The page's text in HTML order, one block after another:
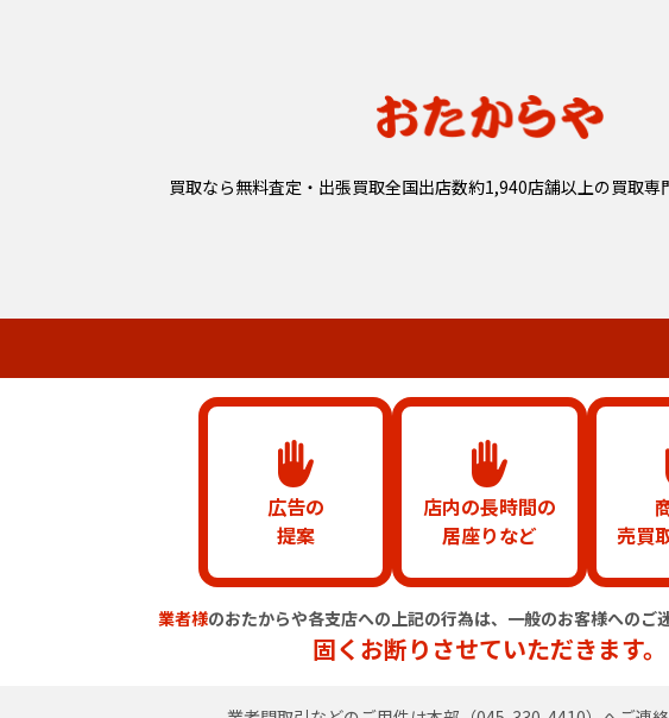
買取なら無料査定・出張買取全国出店数約1,940店舗以上の買取専
広告の
提案
店内の長時間の
居座りなど
売買
業者様のおたからや各支店への上記の行為は、 一般のお客様へのご
固くお断りさせていただきます。